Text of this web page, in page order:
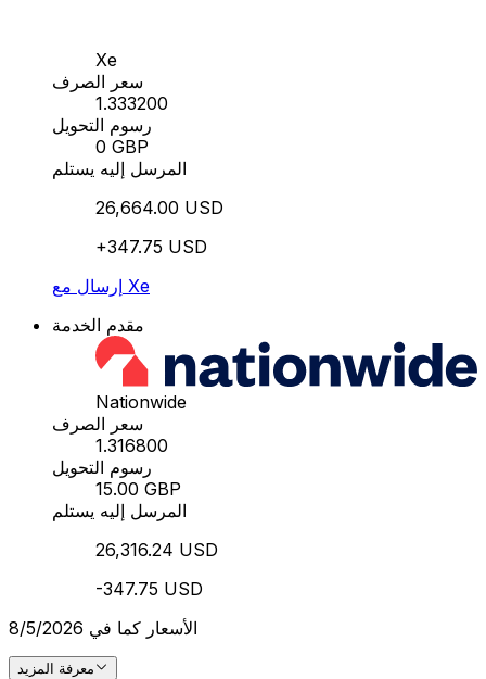
Xe
سعر الصرف
1.333200
رسوم التحويل
0 GBP
المرسل إليه يستلم
26,664.00 USD
+347.75 USD
إرسال مع Xe
مقدم الخدمة
Nationwide
سعر الصرف
1.316800
رسوم التحويل
15.00 GBP
المرسل إليه يستلم
26,316.24 USD
-347.75 USD
الأسعار كما في 8/5/2026
معرفة المزيد